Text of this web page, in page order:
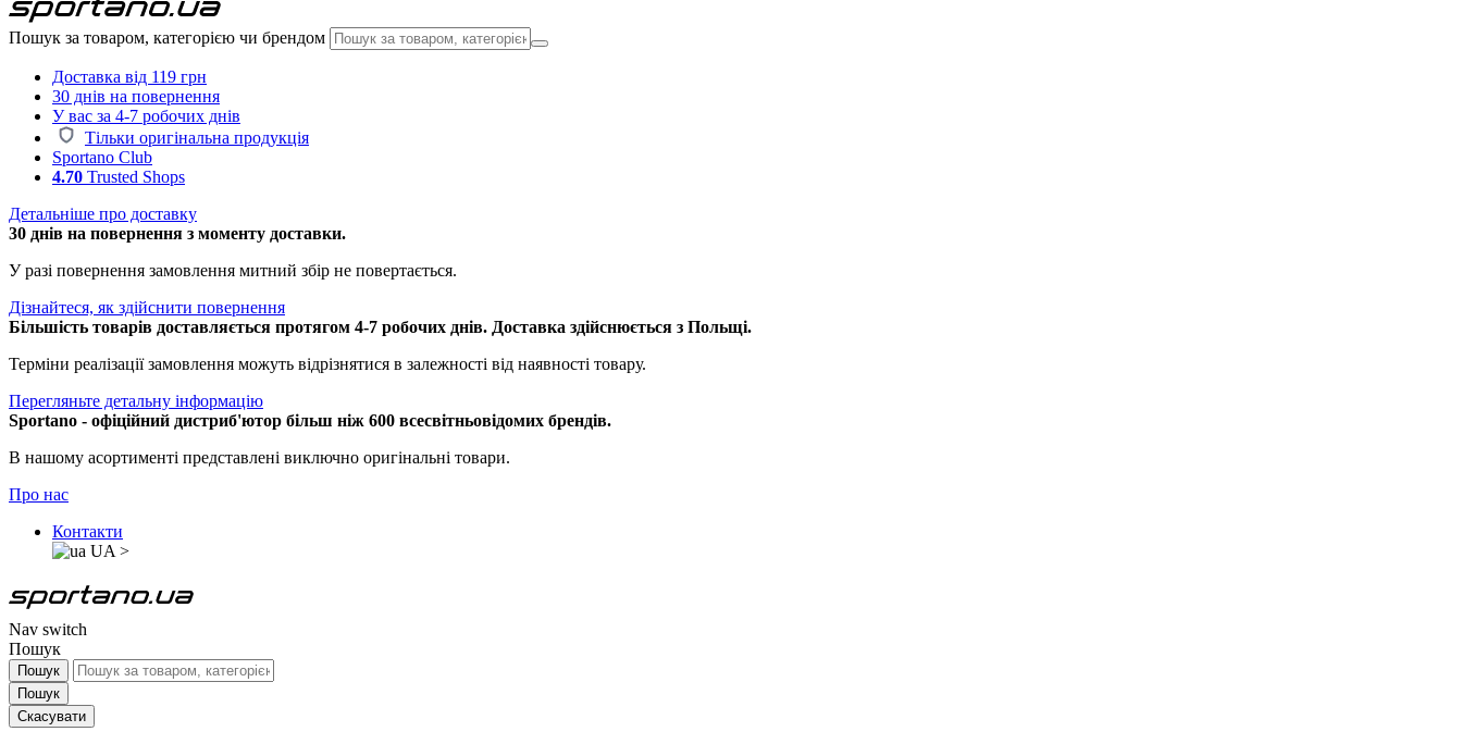
Пошук за товаром, категорією чи брендом
Доставка від 119 грн
30 днів на повернення
У вас за 4-7 робочих днів
Тільки оригінальна продукція
Sportano Club
4.70 Trusted Shops
Детальніше про доставку
30 днів на повернення з моменту доставки.
У разі повернення замовлення митний збір не повертається.
Дізнайтеся, як здійснити повернення
Більшість товарів доставляється протягом 4-7 робочих днів. Доставка здійснюється з Польщі.
Терміни реалізації замовлення можуть відрізнятися в залежності від наявності товару.
Перегляньте детальну інформацію
Sportano - офіційний дистриб'ютор більш ніж 600 всесвітньовідомих брендів.
В нашому асортименті представлені виключно оригінальні товари.
Про нас
Контакти
UA >
Nav switch
Пошук
Пошук
Пошук
Скасувати